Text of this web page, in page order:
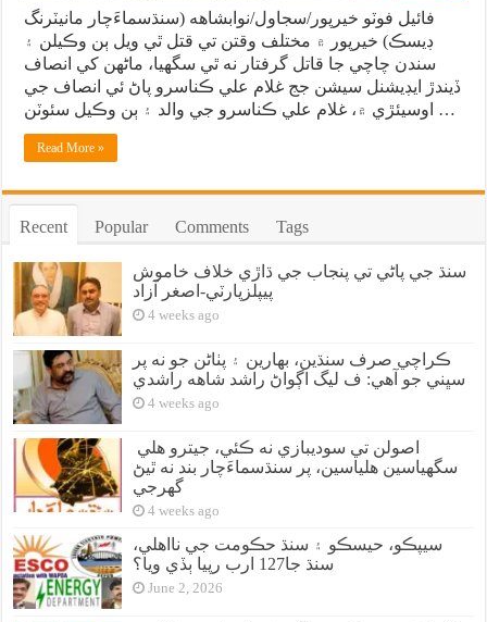
فائيل فوٽو خيرپور/سجاول/نوابشاهه (سنڌسماءَچار مانيٽرنگ
ڊيسڪ) خيرپور ۾ مختلف وقتن تي قتل ٿي ويل ٻن وڪيلن ۽
سندن چاچي جا قاتل گرفتار نه ٿي سگهيا، ماڻهن کي انصاف
ڏيندڙ ايڊيشنل سيشن جج غلام علي ڪناسرو پاڻ ئي انصاف جي
اوسيئڙي ۾، غلام علي ڪناسرو جي والد ۽ ٻن وڪيل سئوٽن …
Read More »
Recent Popular Comments Tags
سنڌ جي پاڻي تي پنجاب جي ڌاڙي خلاف خاموش
پيپلزپارٽي-اصغر آزاد
4 weeks ago
ڪراچي صرف سنڌين، بهارين ۽ پٺاڻن جو نه پر
سڀني جو آهي: ف ليگ اڳواڻ راشد شاهه راشدي
4 weeks ago
سگهياسين هلياسين، پر سنڌسماءَچار بند نه ٿيڻ
گهرجي
4 weeks ago
سيپڪو، حيسڪو ۽ سنڌ حڪومت جي نااهلي،
سنڌ جا127 ارب رپيا ٻڏي ويا؟
June 2, 2026